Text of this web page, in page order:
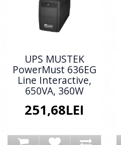
UPS MUSTEK
PowerMust 636EG
Line Interactive,
650VA, 360W
251,68LEI